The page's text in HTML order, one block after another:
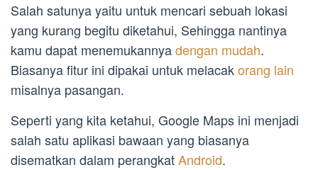
Salah satunya yaitu untuk mencari sebuah lokasi
yang kurang begitu diketahui, Sehingga nantinya
kamu dapat menemukannyadengan mudah.
Biasanya fitur ini dipakai untuk melacakorang lain
misalnya pasangan.
Seperti yang kita ketahui, Google Maps ini menjadi
salah satu aplikasi bawaan yang biasanya
disematkan dalam perangkatAndroid.